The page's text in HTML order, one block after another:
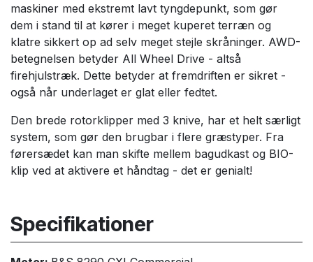
maskiner med ekstremt lavt tyngdepunkt, som gør
dem i stand til at kører i meget kuperet terræn og
klatre sikkert op ad selv meget stejle skråninger. AWD-
betegnelsen betyder All Wheel Drive - altså
firehjulstræk. Dette betyder at fremdriften er sikret -
også når underlaget er glat eller fedtet.
Den brede rotorklipper med 3 knive, har et helt særligt
system, som gør den brugbar i flere græstyper. Fra
førersædet kan man skifte mellem bagudkast og BIO-
klip ved at aktivere et håndtag - det er genialt!
Specifikationer